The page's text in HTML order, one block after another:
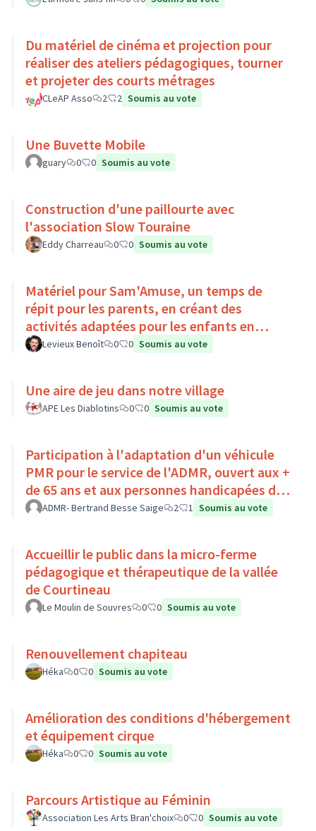
Du matériel de cinéma et projection pour
réaliser des ateliers pédagogiques, tourner
et projeter des courts métrages
CLeAP Asso 2 2 Soumis au vote
Une Buvette Mobile
guary 0 0 Soumis au vote
Construction d'une paillourte avec
l'association Slow Touraine
Eddy Charreau 0 0 Soumis au vote
Matériel pour Sam'Amuse, un temps de
répit pour les parents, en créant des
activités adaptées pour les enfants en
situation de handicap
Levieux Benoît 0 0 Soumis au vote
Une aire de jeu dans notre village
APE Les Diablotins 0 0 Soumis au vote
Participation à l'adaptation d'un véhicule
PMR pour le service de l'ADMR, ouvert aux +
de 65 ans et aux personnes handicapées du
Pays Loire-Touraine.
ADMR- Bertrand Besse Saige 2 1 Soumis au vote
Accueillir le public dans la micro-ferme
pédagogique et thérapeutique de la vallée
de Courtineau
Le Moulin de Souvres 0 0 Soumis au vote
Renouvellement chapiteau
Héka 0 0 Soumis au vote
Amélioration des conditions d'hébergement
et équipement cirque
Héka 0 0 Soumis au vote
Parcours Artistique au Féminin
Association Les Arts Bran'choix 0 0 Soumis au vote